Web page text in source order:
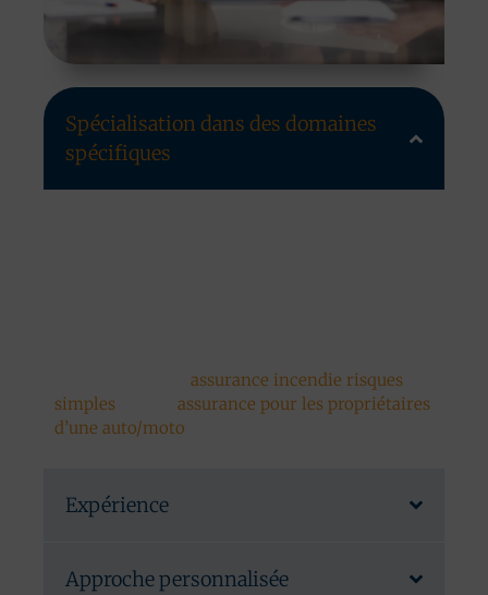
Spécialisation dans des domaines
spécifiques
assurance incendie risques
simples
assurance pour les propriétaires
d’une auto/moto
Expérience
Approche personnalisée